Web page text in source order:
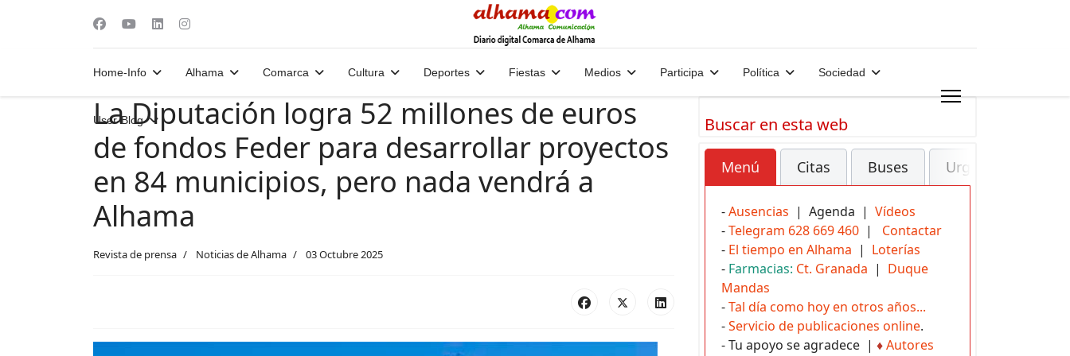
Home-Info Alhama Comarca Cultura Deportes Fiestas Medios Participa Política Sociedad
User-Blog
La Diputación logra 52 millones de euros
de fondos Feder para desarrollar proyectos
en 84 municipios, pero nada vendrá a
Alhama
Revista de prensa Noticias de Alhama 03 Octubre 2025
Buscar en esta web
Menú Citas Buses Urgencias
-Ausencias | Agenda | Vídeos
-Telegram 628 669 460 | Contactar
- El tiempo en Alhama | Loterías
- Farmacias: Ct. Granada | Duque
Mandas
-Tal día como hoy en otros años...
-Servicio de publicaciones online.
- Tu apoyo se agradece | ♦Autores